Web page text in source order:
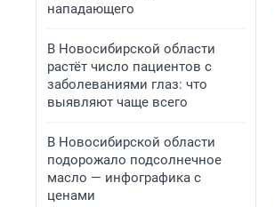
нападающего
В Новосибирской области
растёт число пациентов с
заболеваниями глаз: что
выявляют чаще всего
В Новосибирской области
подорожало подсолнечное
масло — инфографика с
ценами